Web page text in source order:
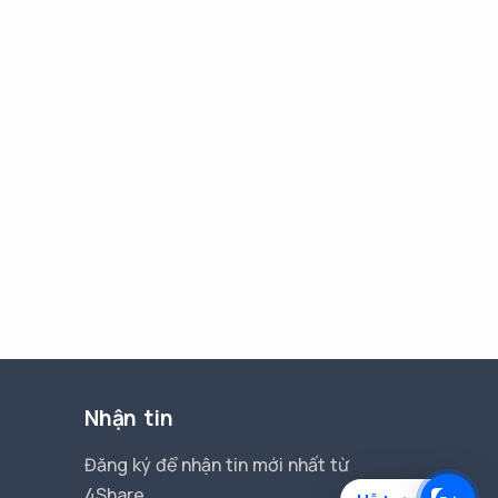
Nhận tin
Đăng ký để nhận tin mới nhất từ